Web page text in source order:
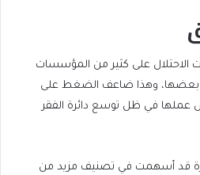
على كثير من المؤسسات
بعضها، وهذا ضاعف الضغط على
عملها في ظل توسع دائرة الفقر
قد أسهمت في تصنيف مزيد من